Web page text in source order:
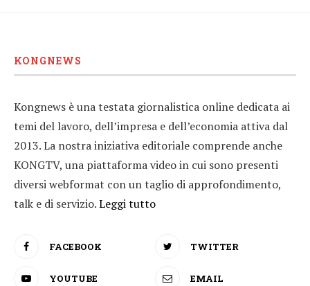
KONGNEWS
Kongnews è una testata giornalistica online dedicata ai
temi del lavoro, dell’impresa e dell’economia attiva dal
2013. La nostra iniziativa editoriale comprende anche
KONGTV, una piattaforma video in cui sono presenti
diversi webformat con un taglio di approfondimento,
talk e di servizio.Leggi tutto
FACEBOOK TWITTER
YOUTUBE EMAIL